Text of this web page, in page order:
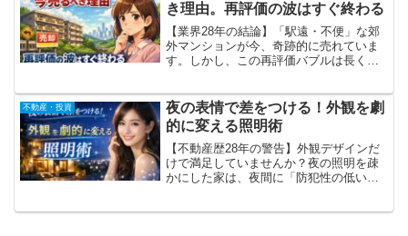
き理由。再評価の波はすぐ終わる
【業界28年の結論】「駅遠・不便」な郊
外マンションが今、奇跡的に売れていま
す。しかし、この再評価バブルは長く続
と、一生売れ残るリスクも。後悔したく
ない方だけご覧ください。
不動産・投資
夜の表情で差をつける！外観を劇
的に変える照明術
【不動産歴28年の警告】外観デザインだ
けで満足していませんか？夜の照明を疎
かにした家は、夜間に「防犯性の低い、